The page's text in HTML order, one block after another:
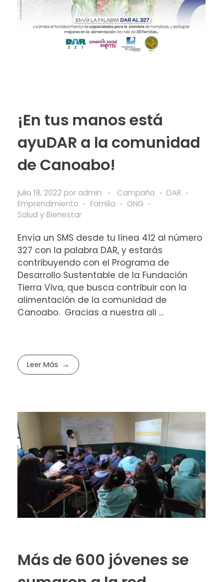
¡En tus manos está
ayuDAR a la comunidad
de Canoabo!
julio 18, 2022 por admin Campaña
DAR
Emprendimiento
Familia
ONG
Salud y Bienestar
Envía un SMS desde tu línea 412 al número
327 con la palabra DAR, y estarás
contribuyendo con el Programa de
Desarrollo Sustentable de la Fundación
Tierra Viva, que busca contribuir con la
alimentación de la comunidad de
Canoabo. Gracias a nuestra ali ...
Leer Más
Más de 600 jóvenes se